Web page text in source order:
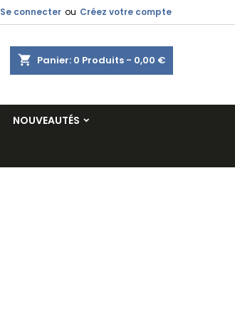
Se connecter ou Créez votre compte
shopping_cart Panier: 0 Produits - 0,00 €
NOUVEAUTÉS